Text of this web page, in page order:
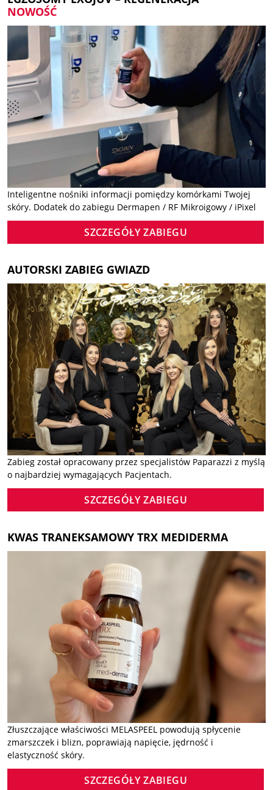
NOWOŚĆ
Inteligentne nośniki informacji pomiędzy komórkami Twojej
skóry. Dodatek do zabiegu Dermapen / RF Mikroigowy / iPixel
SZCZEGÓŁY ZABIEGU
AUTORSKI ZABIEG GWIAZD
Zabieg został opracowany przez specjalistów Paparazzi z myślą
o najbardziej wymagających Pacjentach.
SZCZEGÓŁY ZABIEGU
KWAS TRANEKSAMOWY TRX MEDIDERMA
Złuszczające właściwości MELASPEEL powodują spłycenie
zmarszczek i blizn, poprawiają napięcie, jędrność i
elastyczność skóry.
SZCZEGÓŁY ZABIEGU